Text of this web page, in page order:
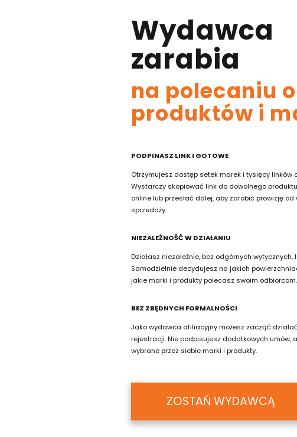
Wydawca
zarabia
na polecaniu
produktów i
PODPINASZ LINK I GOTOWE
Otrzymujesz dostęp setek marek i tysięcy linków
Wystarczy skopiować link do dowolnego
online lub przesłać dalej, aby zarobić prowizję
sprzedaży.
NIEZALEŻNOŚĆ W DZIAŁANIU
Działasz niezależnie, bez odgórnych wytycznych,
Samodzielnie decydujesz na jakich
jakie marki i produkty polecasz swoim odbiorcom.
BEZ ZBĘDNYCH FORMALNOŚCI
Jako wydawca afiliacyjny możesz zacząć
rejestracji. Nie podpisujesz dodatkowych umów,
wybrane przez siebie marki i produkty.
ZOSTAŃ WYDAWCĄ